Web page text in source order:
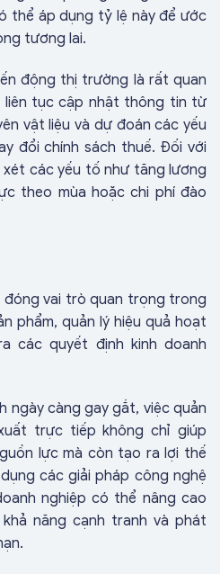
thể áp dụng tỷ lệ này để ước
tương lai.
động thị trường là rất quan
liên tục cập nhật thông tin từ
vật liệu và dự đoán các yếu
đổi chính sách thuế. Đối với
xét các yếu tố như tăng lương
theo mùa hoặc chi phí đào
vai trò quan trọng trong
phẩm, quản lý hiệu quả hoạt
các quyết định kinh doanh
ngày càng gay gắt, việc quản
trực tiếp không chỉ giúp
lực mà còn tạo ra lợi thế
các giải pháp công nghệ
nghiệp có thể nâng cao
năng cạnh tranh và phát